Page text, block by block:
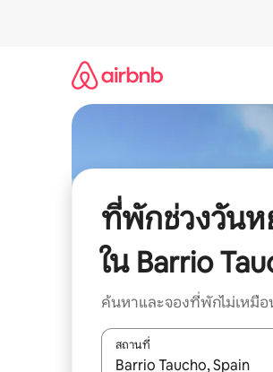
ที่พักช่วงวัน
ใน Barrio
ค้นหาและจองที่พักไม่เหมือ
สถานที่
ใช้ลูกศรขึ้นลง หรือใช้การสั